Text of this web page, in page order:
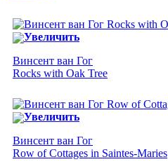
Увеличить
Винсент ван Гог
Rocks with Oak Tree
Увеличить
Винсент ван Гог
Row of Cottages in Saintes-Maries